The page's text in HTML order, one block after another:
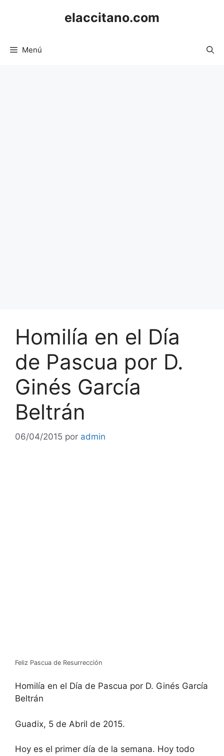
elaccitano.com
Menú
Homilía en el Día
de Pascua por D.
Ginés García
Beltrán
06/04/2015 por admin
Feliz Pascua de Resurrección
Homilía en el Día de Pascua por D. Ginés García
Beltrán
Guadix, 5 de Abril de 2015.
Hoy es el primer día de la semana. Hoy todo